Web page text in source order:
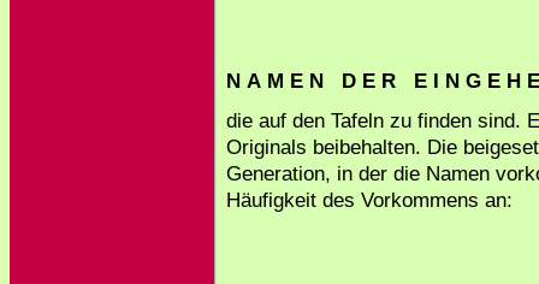
N A M E N D E R E I N G E H
die auf den Tafeln zu finden sind.
Originals beibehalten. Die
Generation, in der die Namen
Häufigkeit des Vorkommens an: